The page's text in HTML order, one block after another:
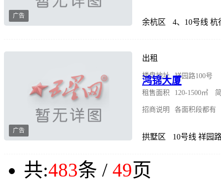
广告
余杭区 4、10号线 杭
广告
出租
鸿锦大厦
楼盘地址 祥园路100号
租售面积 120-1500㎡
招商说明 各面积段都有
拱墅区 10号线 祥园
共:483条 / 49页